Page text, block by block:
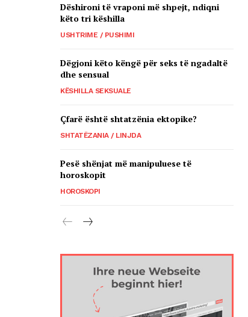
Dëshironi të vraponi më shpejt, ndiqni
këto tri këshilla
USHTRIME / PUSHIMI
Dëgjoni këto këngë për seks të ngadaltë
dhe sensual
KËSHILLA SEKSUALE
Çfarë është shtatzënia ektopike?
SHTATËZANIA / LINJDA
Pesë shënjat më manipuluese të
horoskopit
HOROSKOPI